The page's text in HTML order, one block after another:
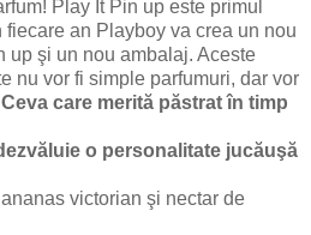
Play It Pin up este primul
an Playboy va crea un nou
up şi un nou ambalaj. Aceste
nu vor fi simple parfumuri, dar vor
Ceva care merită păstrat în timp
o personalitate jucăuşă
victorian şi nectar de